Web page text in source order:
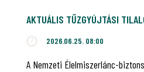
AKTUÁLIS TŰZGYÚJTÁSI
2026.06.25. 08:00
A Nemzeti Élelmiszerlánc-